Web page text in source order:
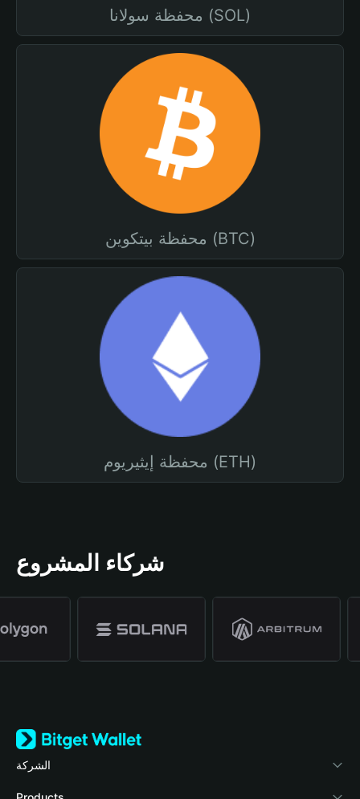
محفظة سولانا (SOL)
محفظة بيتكوين (BTC)
محفظة إيثيريوم (ETH)
شركاء المشروع
الشركة